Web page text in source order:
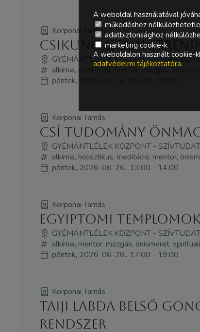
Korponai Tamás
Csikung
GYÉMÁNTLÉLEK KÖZPONT -
alkímia, meditáció, mentor, mozgás,
péntek, 2026-06-26., 09:00 - 10:00
Korponai Tamás
Csí tudomány
GYÉMÁNTLÉLEK KÖZPONT -
alkímia, holisztikus, meditáció, mentor,
péntek, 2026-06-26., 13:00 - 14:00
Korponai Tamás
Egyiptomi
GYÉMÁNTLÉLEK KÖZPONT -
alkímia, mentor, mozgás, önismeret,
péntek, 2026-06-26., 17:00 - 19:00
Korponai Tamás
Taiji labda Belső
rendszer
A weboldal használatával
működéshez
adatbiztonsághoz
marketing cookie-k
A weboldalon használt cookie-
adatvédelmi tájékoztatóra.